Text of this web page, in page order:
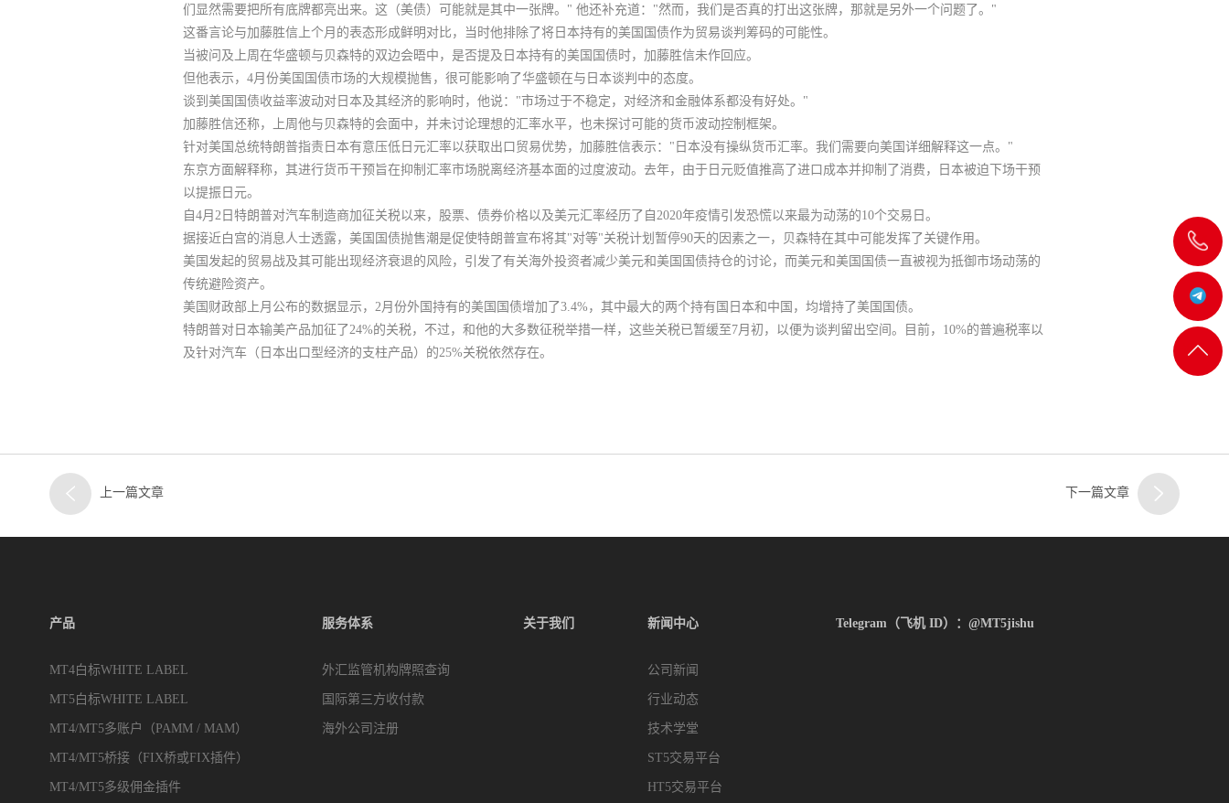
飞
机
客服
返回
们显然需要把所有底牌都亮出来。这（美债）可能就是其中一张牌。" 他还补充道："然而，我们是否真的打出这张牌，那就是另外一个问题了。"
这番言论与加藤胜信上个月的表态形成鲜明对比，当时他排除了将日本持有的美国国债作为贸易谈判筹码的可能性。
当被问及上周在华盛顿与贝森特的双边会晤中，是否提及日本持有的美国国债时，加藤胜信未作回应。
但他表示， 4月份美国国债市场的大规模抛售，很可能影响了华盛顿在与日本谈判中的态度。
谈到美国国债收益率波动对日本及其经济的影响时，他说："市场过于不稳定，对经济和金融体系都没有好处。"
加藤胜信还称，上周他与贝森特的会面中， 并未讨论理想的汇率水平，也未探讨可能的货币波动控制框架。
针对美国总统特朗普指责日本有意压低日元汇率以获取出口贸易优势，加藤胜信表示："日本没有操纵货币汇率。我们需要向美国详细解释这一点。"
东京方面解释称，其进行货币干预旨在抑制汇率市场脱离经济基本面的过度波动。去年，由于日元贬值推高了进口成本并抑制了消费，日本被迫下场干预
以提振日元。
自4月2日特朗普对汽车制造商加征关税以来，股票、债券价格以及美元汇率经历了自2020年疫情引发恐慌以来最为动荡的10个交易日。
据接近白宫的消息人士透露，美国国债抛售潮是促使特朗普宣布将其"对等"关税计划暂停90天的因素之一，贝森特在其中可能发挥了关键作用。
美国发起的贸易战及其可能出现经济衰退的风险，引发了有关海外投资者减少美元和美国国债持仓的讨论，而美元和美国国债一直被视为抵御市场动荡的
传统避险资产。
美国财政部上月公布的数据显示，2月份外国持有的美国国债增加了3.4%，其中最大的两个持有国日本和中国，均增持了美国国债。
特朗普对日本输美产品加征了24%的关税，不过，和他的大多数征税举措一样，这些关税已暂缓至7月初，以便为谈判留出空间。目前，10%的普遍税率以
及针对汽车（日本出口型经济的支柱产品）的25%关税依然存在。
上一篇文章 下一篇文章
产品
MT4白标WHITE LABEL
MT5白标WHITE LABEL
MT4/MT5多账户（PAMM / MAM）
MT4/MT5桥接（FIX桥或FIX插件）
MT4/MT5多级佣金插件
服务体系
外汇监管机构牌照查询
国际第三方收付款
海外公司注册
关于我们 新闻中心
公司新闻
行业动态
技术学堂
ST5交易平台
HT5交易平台
Telegram（飞机 ID）：@MT5jishu